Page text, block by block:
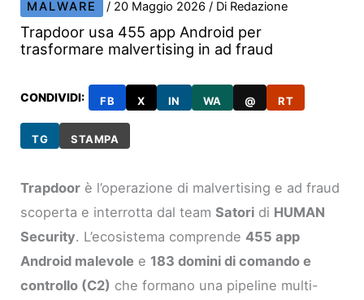
MALWARE / 20 Maggio 2026/ Di Redazione
Trapdoor usa 455 app Android per
trasformare malvertising in ad fraud
CONDIVIDI: FB X IN WA @ RT
TG STAMPA
Trapdoor è l’operazione di malvertising e ad fraud
scoperta e interrotta dal teamSatori di HUMAN
Security. L’ecosistema comprende455 app
Android malevole e 183 domini di comando e
controllo (C2) che formano una pipeline multi-